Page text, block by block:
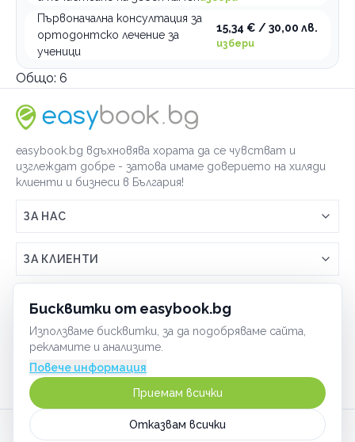
Бисквитки от easybook.bg
Използваме бисквитки, за да подобряваме сайта,
рекламите и анализите.
Повече информация
Отказвам всички
Приемам всички
Първоначална консултация за
ортодонтско лечение за
ученици
15,34 € / 30,00 лв.
избери
Общо: 6
easybook.bg вдъхновява хората да се чувстват и
изглеждат добре - затова имаме доверието на хиляди
клиенти и бизнеси в България!
ЗА НАС
Връзка с easybook.bg
Как работи easybook
Често задавани въпроси
ЗА КЛИЕНТИ
Условия за ползване
GDPR политика
Сигурност
ЗА ТЪРГОВЦИ
Включи бизнеса си
Управлявай ефективно с easybook
ОБЩИ
Бисквитки
Начин на плащане